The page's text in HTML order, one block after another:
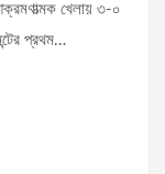
খেলায় ৩-০
প্রথম…